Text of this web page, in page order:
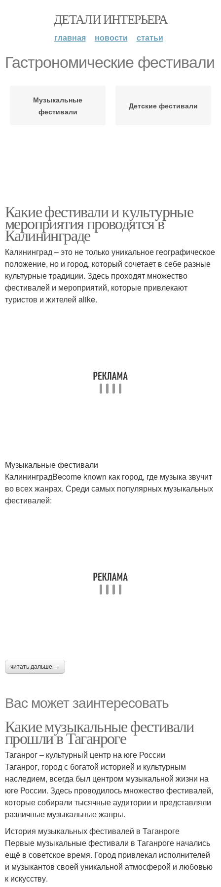
ДЕТАЛИ ИНТЕРЬЕРА
главная новости статьи
Гастрономические фестивали
Музыкальные
фестивали
Детские фестивали
Какие фестивали и культурные
мероприятия проводятся в
Калининграде
Калининград – это не только уникальное географическое
положение, но и город, который сочетает в себе разные
культурные традиции. Здесь проходят множество
фестивалей и мероприятий, которые привлекают
туристов и жителей alike.
Музыкальные фестивали
КалининградBecome known как город, где музыка звучит
во всех жанрах. Среди самых популярных музыкальных
фестивалей:
читать дальше →
Вас может заинтересовать
Какие музыкальные фестивали
прошли в Таганроге
Таганрог – культурный центр на юге России
Таганрог, город с богатой историей и культурным
наследием, всегда был центром музыкальной жизни на
юге России. Здесь проводилось множество фестивалей,
которые собирали тысячные аудитории и представляли
различные музыкальные жанры.
История музыкальных фестивалей в Таганроге
Первые музыкальные фестивали в Таганроге начались
ещё в советское время. Город привлекал исполнителей
и музыкантов своей уникальной атмосферой и любовью
к искусству.